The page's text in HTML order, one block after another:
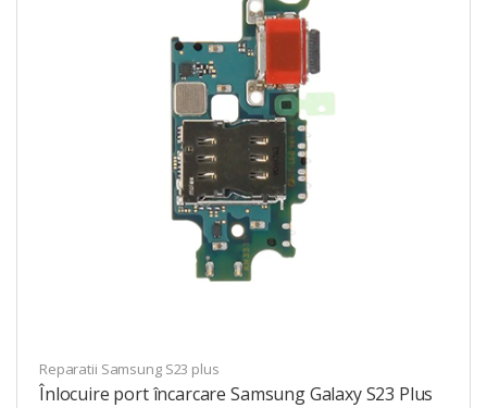
Reparatii Samsung S23 plus
Înlocuire port încarcare Samsung Galaxy S23 Plus